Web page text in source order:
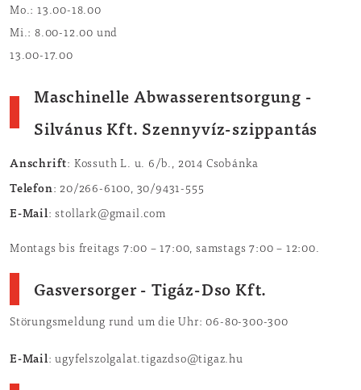
Mo.: 13.00-18.00
Mi.: 8.00-12.00 und
13.00-17.00
Maschinelle Abwasserentsorgung -
Silvánus Kft. Szennyvíz-szippantás
Anschrift: Kossuth L. u. 6/b., 2014 Csobánka
Telefon: 20/266-6100, 30/9431-555
E-Mail: stollark@gmail.com
Montags bis freitags 7:00 – 17:00, samstags 7:00 – 12:00.
Gasversorger - Tigáz-Dso Kft.
Störungsmeldung rund um die Uhr: 06-80-300-300
E-Mail: ugyfelszolgalat.tigazdso@tigaz.hu